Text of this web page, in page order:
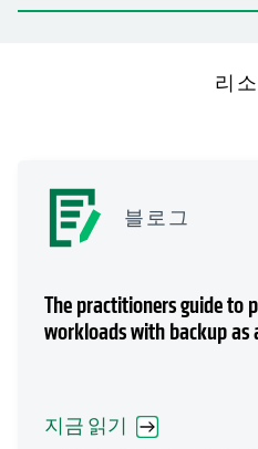
리
블로그
The practitioners guide to
workloads with backup as
지금 읽기